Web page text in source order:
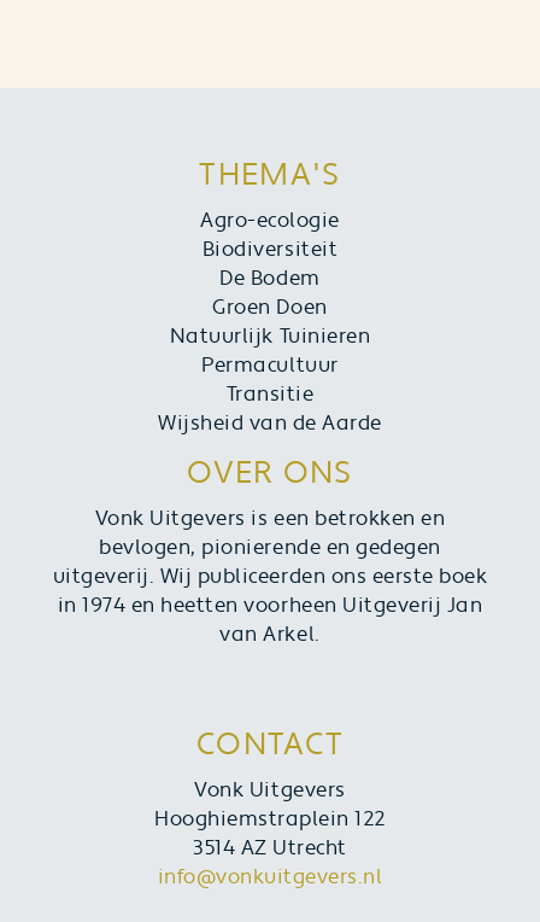
THEMA'S
Agro-ecologie
Biodiversiteit
De Bodem
Groen Doen
Natuurlijk Tuinieren
Permacultuur
Transitie
Wijsheid van de Aarde
OVER ONS
Vonk Uitgevers is een betrokken en
bevlogen, pionierende en gedegen
uitgeverij. Wij publiceerden ons eerste boek
in 1974 en heetten voorheen Uitgeverij Jan
van Arkel.
CONTACT
Vonk Uitgevers
Hooghiemstraplein 122
3514 AZ Utrecht
info@vonkuitgevers.nl